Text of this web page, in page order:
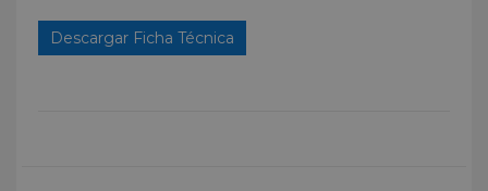
Descargar Ficha Técnica